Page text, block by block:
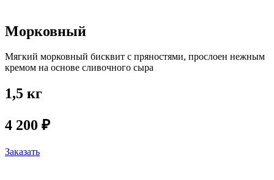
Морковный
Мягкий морковный бисквит с пряностями, прослоен нежным
кремом на основе сливочного сыра
1,5 кг
4 200 ₽
Заказать